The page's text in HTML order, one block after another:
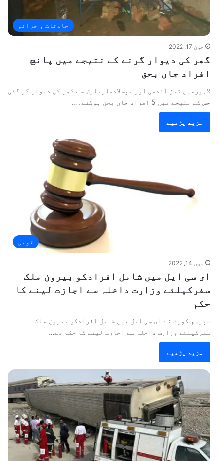
حادثات و جرائم
جون 17, 2022
گھر کی دیوار گرنے کے نتیجے میں پانچ
افراد جاں بحق
لاہورمیں تیز آندھی اور موسلادھاربارش سے گھر کی دیوار گر گئی
جس کے نتیجے میں 5 افراد جاں بحق ہوگئے۔…
مزید پڑھیے
قومی
جون 14, 2022
ای سی ایل میں شامل افرادکو بیرون ملک
سفرکیلئے وزارت داخلہ سے اجازت لینے کا
حکم
سپریم کورٹ نے ای سی ایل میں شامل افرادکو بیرون ملک
سفرکیلئے وزارت داخلہ سے اجازت لینے کا حکم دے…
مزید پڑھیے